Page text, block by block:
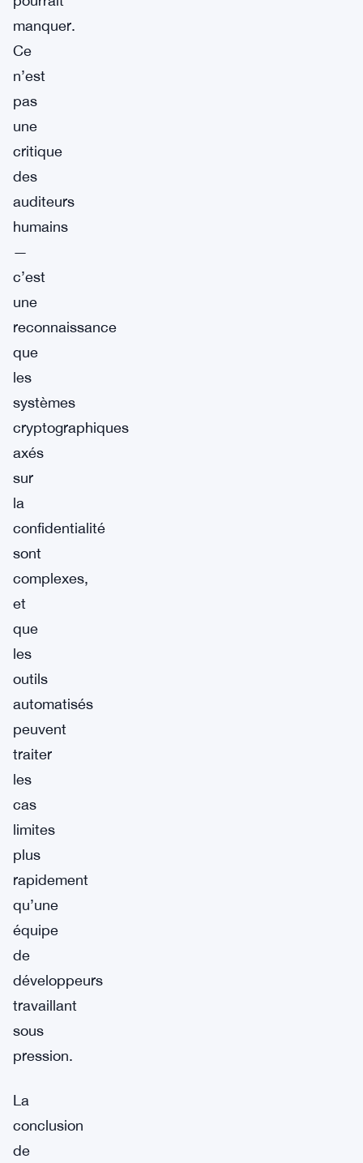
manquer.
Ce
n’est
pas
une
critique
des
auditeurs
humains
—
c’est
une
reconnaissance
que
les
systèmes
cryptographiques
axés
sur
la
confidentialité
sont
complexes,
et
que
les
outils
automatisés
peuvent
traiter
les
cas
limites
plus
rapidement
qu’une
équipe
de
développeurs
travaillant
sous
pression.
La
conclusion
de